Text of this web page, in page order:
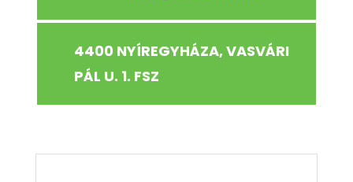
4400 NYÍREGYHÁZA, VASVÁRI
PÁL U. 1. FSZ